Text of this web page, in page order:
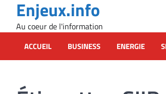
content
Enjeux.info
Au coeur de l'information
ACCUEIL BUSINESS ENERGIE